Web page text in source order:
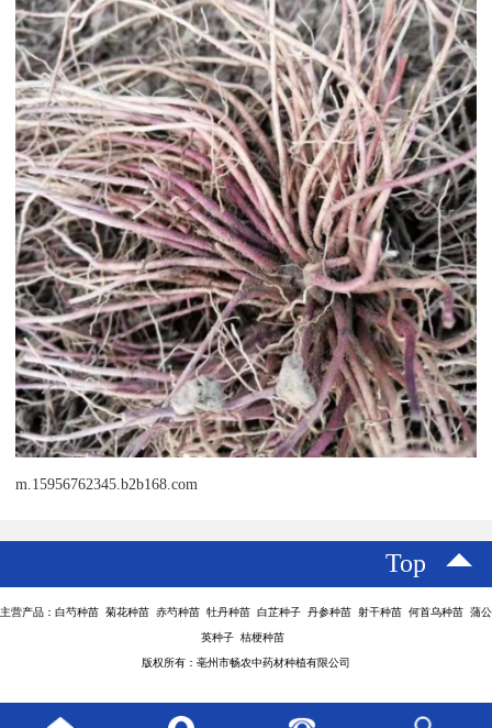
m.15956762345.b2b168.com
Top
主营产品：白芍种苗 菊花种苗 赤芍种苗 牡丹种苗 白芷种子 丹参种苗 射干种苗 何首乌种苗 蒲公
英种子 桔梗种苗
版权所有：亳州市畅农中药材种植有限公司